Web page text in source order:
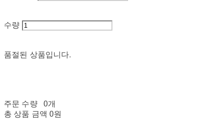
수량
품절된 상품입니다.
주문 수량
0개
총 상품 금액 0원